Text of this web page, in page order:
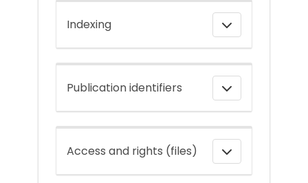
Indexing
Publication identifiers
Access and rights (files)